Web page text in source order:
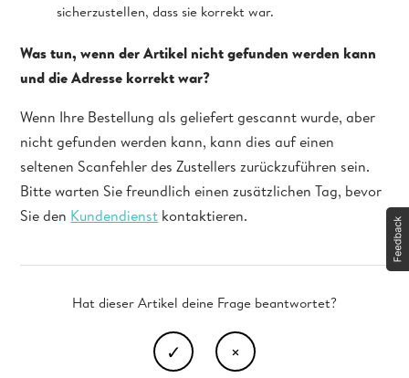
sicherzustellen, dass sie korrekt war.
Was tun, wenn der Artikel nicht gefunden werden kann
und die Adresse korrekt war?
Wenn Ihre Bestellung als geliefert gescannt wurde, aber
nicht gefunden werden kann, kann dies auf einen
seltenen Scanfehler des Zustellers zurückzuführen sein.
Bitte warten Sie freundlich einen zusätzlichen Tag, bevor
Sie den Kundendienst kontaktieren.
Hat dieser Artikel deine Frage beantwortet?